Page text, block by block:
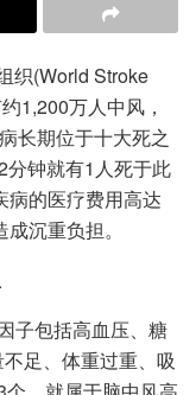
织(World Stroke
1,200万人中风，
长期位于十大死之
钟就有1人死于此
病的医疗费用高达
沉重负担。
子包括高血压、糖
足、体重过重、吸